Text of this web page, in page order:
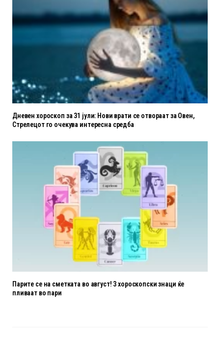
Дневен хороскоп за 31 јули: Нови врати се отвораат за Овен,
Стрелецот го очекува интересна средба
Парите се на сметката во август! 3 хороскопски знаци ќе
пливаат во пари